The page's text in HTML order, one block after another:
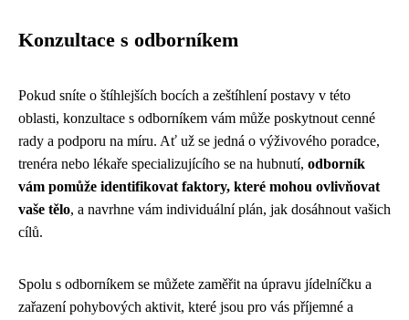
Konzultace s odborníkem
Pokud sníte o štíhlejších bocích a zeštíhlení postavy v této
oblasti, konzultace s odborníkem vám může poskytnout cenné
rady a podporu na míru. Ať už se jedná o výživového poradce,
trenéra nebo lékaře specializujícího se na hubnutí, odborník
vám pomůže identifikovat faktory, které mohou ovlivňovat
vaše tělo, a navrhne vám individuální plán, jak dosáhnout vašich
cílů.
Spolu s odborníkem se můžete zaměřit na úpravu jídelníčku a
zařazení pohybových aktivit, které jsou pro vás příjemné a